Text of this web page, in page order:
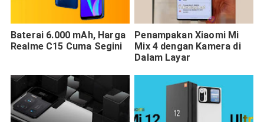
Baterai 6.000 mAh, Harga
Realme C15 Cuma Segini
Penampakan Xiaomi Mi
Mix 4 dengan Kamera di
Dalam Layar